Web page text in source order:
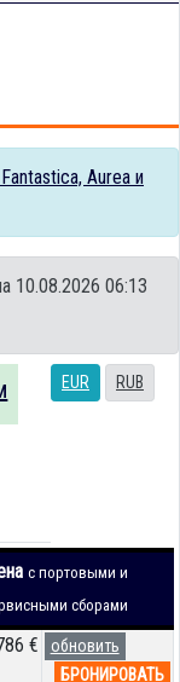
Aurea и
10.08.2026 06:13
EUR RUB
с портовыми и
сборами
€
обновить
БРОНИРОВАТЬ